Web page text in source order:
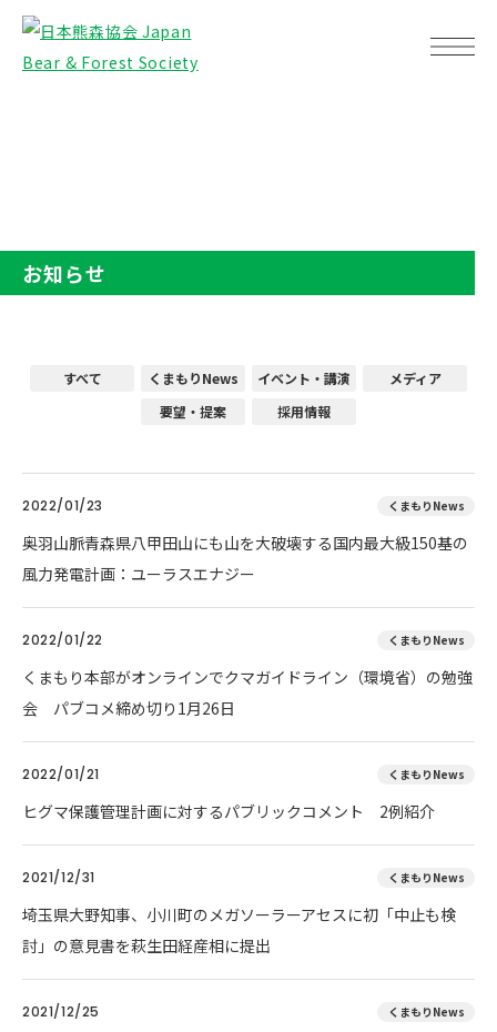
お知らせ
すべて くまもりNews イベント・講演
メディア
要望・提案
採用情報
2022/01/23 くまもりNews
奥羽山脈青森県八甲田山にも山を大破壊する国内最大級150基の
風力発電計画：ユーラスエナジー
2022/01/22 くまもりNews
くまもり本部がオンラインでクマガイドライン（環境省）の勉強
会 パブコメ締め切り1月26日
2022/01/21 くまもりNews
ヒグマ保護管理計画に対するパブリックコメント 2例紹介
2021/12/31 くまもりNews
埼玉県大野知事、小川町のメガソーラーアセスに初「中止も検
討」の意見書を萩生田経産相に提出
2021/12/25 くまもりNews